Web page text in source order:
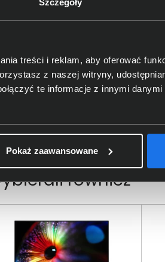
Szczegóły
treści i reklam, aby oferować
z naszej witryny,
te informacje z innymi
Pokaż zaawansowane
zgodności produktu z
producenta
Logitech Europe S.A.;
Lausanne, Switzerland
Netherlands; https://
również